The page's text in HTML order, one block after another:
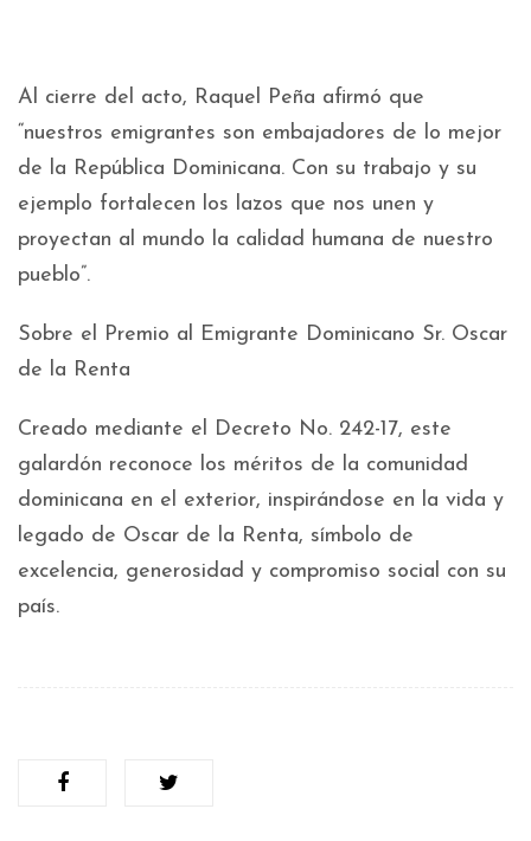
Al cierre del acto, Raquel Peña afirmó que
“nuestros emigrantes son embajadores de lo mejor
de la República Dominicana. Con su trabajo y su
ejemplo fortalecen los lazos que nos unen y
proyectan al mundo la calidad humana de nuestro
pueblo”.
Sobre el Premio al Emigrante Dominicano Sr. Oscar
de la Renta
Creado mediante el Decreto No. 242-17, este
galardón reconoce los méritos de la comunidad
dominicana en el exterior, inspirándose en la vida y
legado de Oscar de la Renta, símbolo de
excelencia, generosidad y compromiso social con su
país.